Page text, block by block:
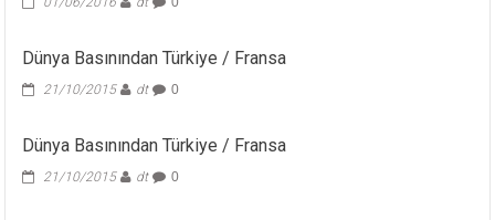
Dünya Basınından Türkiye / Fransa
21/10/2015 dt 0
Dünya Basınından Türkiye / Fransa
21/10/2015 dt 0